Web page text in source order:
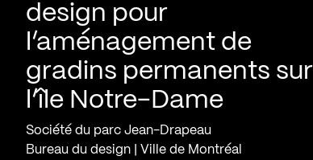
design pour
l’aménagement de
gradins permanents sur
l’île Notre-Dame
Société du parc Jean-Drapeau
Bureau du design | Ville de Montréal